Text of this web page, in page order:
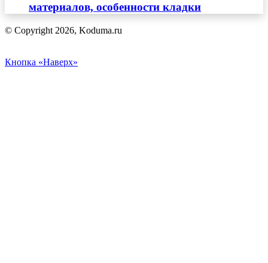
материалов, особенности кладки
© Copyright 2026, Koduma.ru
Кнопка «Наверх»